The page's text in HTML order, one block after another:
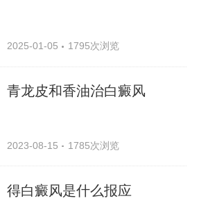
2025-01-05 1795次浏览
青龙皮和香油治白癜风
2023-08-15 1785次浏览
得白癜风是什么报应